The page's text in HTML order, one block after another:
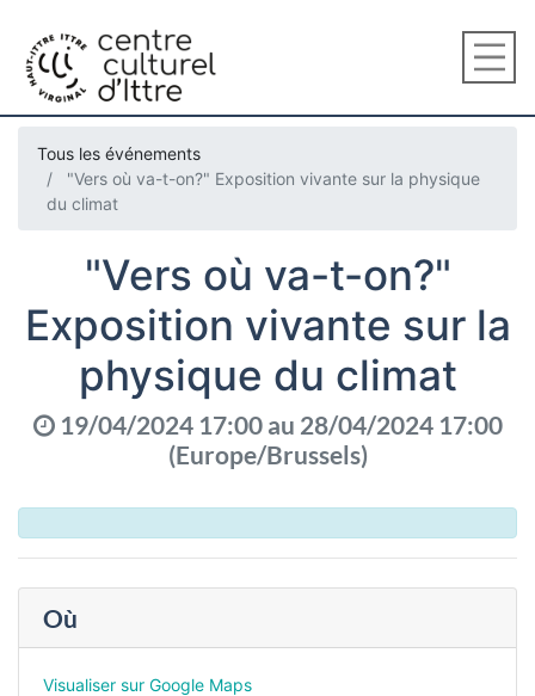
Tous les événements
"Vers où va-t-on?" Exposition vivante sur la physique
du climat
"Vers où va-t-on?"
Exposition vivante sur la
physique du climat
19/04/2024 17:00au 28/04/2024 17:00
(Europe/Brussels)
Où
Visualiser sur Google Maps